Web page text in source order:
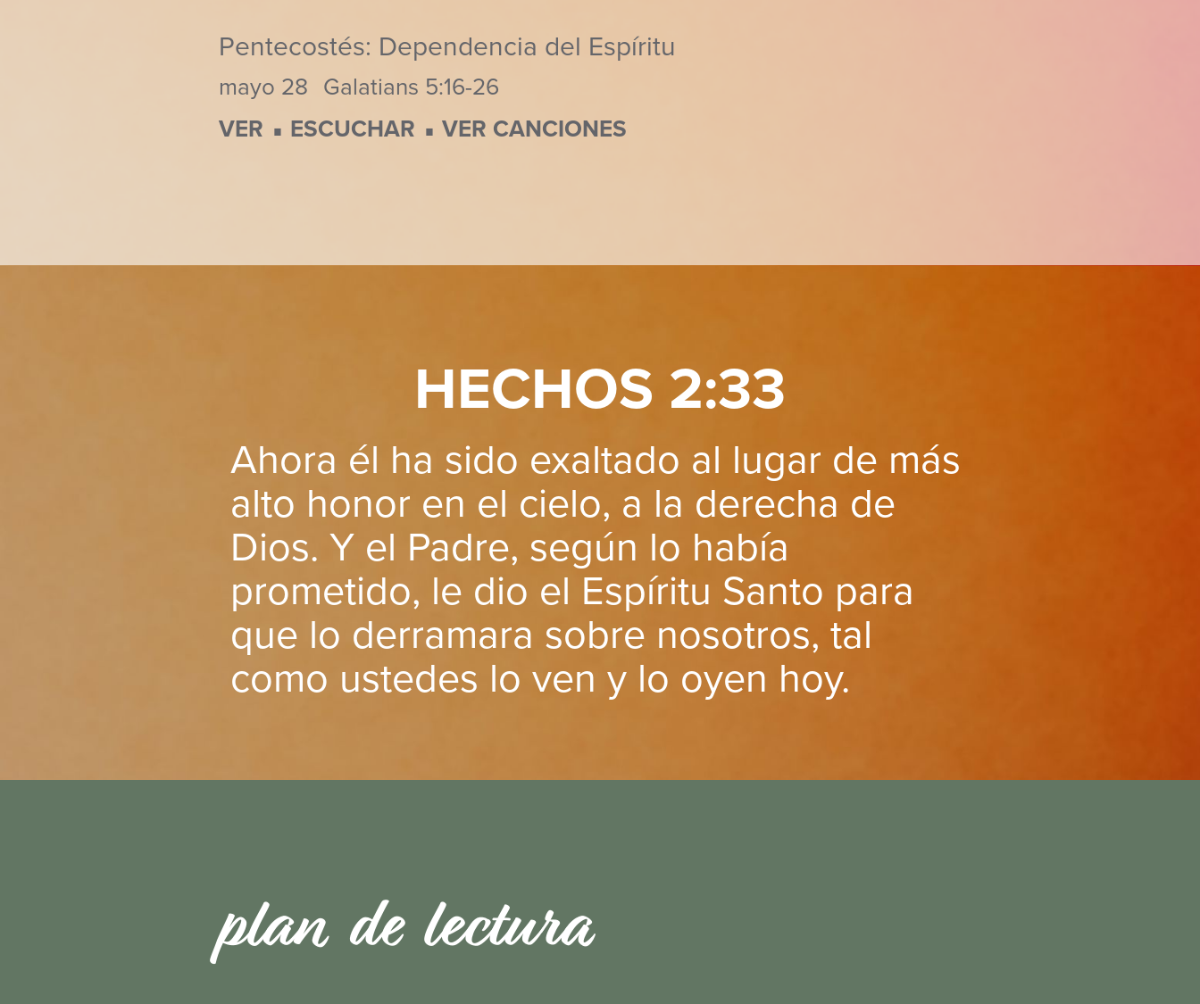
Pentecostés: Dependencia del Espíritu
mayo 28 Galatians 5:16-26
VER ⋅ ESCUCHAR ⋅ VER CANCIONES
HECHOS 2:33
Ahora él ha sido exaltado al lugar de más
alto honor en el cielo, a la derecha de
Dios. Y el Padre, según lo había
prometido, le dio el Espíritu Santo para
que lo derramara sobre nosotros, tal
como ustedes lo ven y lo oyen hoy.
plan de lectura